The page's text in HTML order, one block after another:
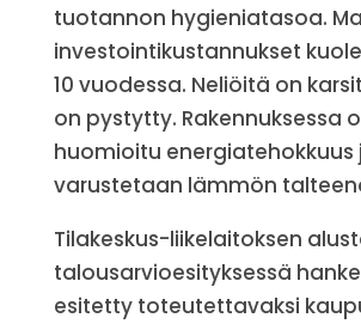
tuotannon hygieniatasoa.
investointikustannukset
10 vuodessa. Neliöitä on
on pystytty. Rakennuksessa
huomioitu energiatehokkuus
varustetaan lämmön
Tilakeskus-liikelaitoksen
talousarvioesityksessä
esitetty toteutettavaksi